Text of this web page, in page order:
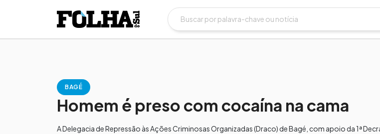
BAGÉ
Homem é preso com cocaína na cama
A Delegacia de Repressão às Ações Criminosas Organizadas (Draco) de Bagé, com apoio da 1ª